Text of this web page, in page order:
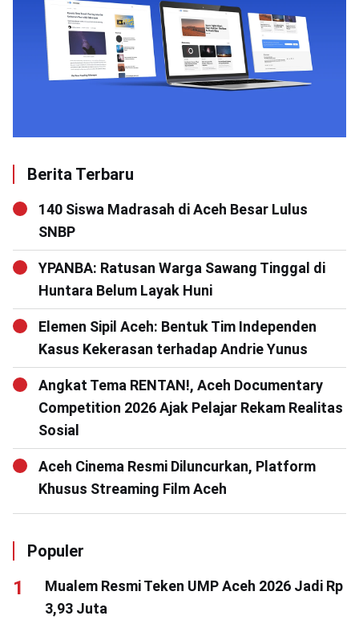
Berita Terbaru
140 Siswa Madrasah di Aceh Besar Lulus
SNBP
YPANBA: Ratusan Warga Sawang Tinggal di
Huntara Belum Layak Huni
Elemen Sipil Aceh: Bentuk Tim Independen
Kasus Kekerasan terhadap Andrie Yunus
Angkat Tema RENTAN!, Aceh Documentary
Competition 2026 Ajak Pelajar Rekam Realitas
Sosial
Aceh Cinema Resmi Diluncurkan, Platform
Khusus Streaming Film Aceh
Populer
Mualem Resmi Teken UMP Aceh 2026 Jadi Rp
3,93 Juta